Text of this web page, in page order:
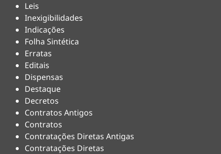
Leis
Inexigibilidades
Indicações
Folha Sintética
Erratas
Editais
Dispensas
Destaque
Decretos
Contratos Antigos
Contratos
Contratações Diretas Antigas
Contratações Diretas